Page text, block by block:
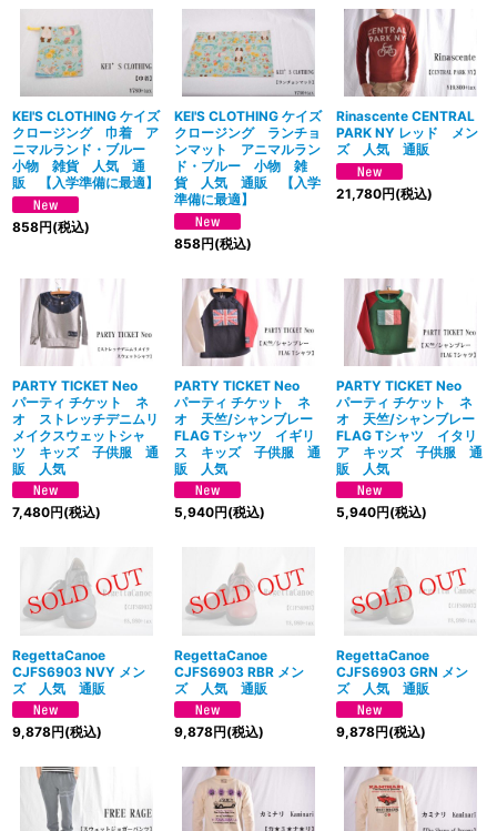
KEI'S CLOTHING ケイズ
クロージング 巾着 ア
ニマルランド・ブルー
小物 雑貨 人気 通
販 【入学準備に最適】
858円(税込)
KEI'S CLOTHING ケイズ
クロージング ランチョ
ンマット アニマルラン
ド・ブルー 小物 雑
貨 人気 通販 【入学
準備に最適】
858円(税込)
Rinascente CENTRAL
PARK NY レッド メン
ズ 人気 通販
21,780円(税込)
PARTY TICKET Neo
パーティ チケット ネ
オ ストレッチデニムリ
メイクスウェットシャ
ツ キッズ 子供服 通
販 人気
7,480円(税込)
PARTY TICKET Neo
パーティ チケット ネ
オ 天竺/シャンブレー
FLAG Tシャツ イギリ
ス キッズ 子供服 通
販 人気
5,940円(税込)
PARTY TICKET Neo
パーティ チケット ネ
オ 天竺/シャンブレー
FLAG Tシャツ イタリ
ア キッズ 子供服 通
販 人気
5,940円(税込)
RegettaCanoe
CJFS6903 NVY メン
ズ 人気 通販
9,878円(税込)
RegettaCanoe
CJFS6903 RBR メン
ズ 人気 通販
9,878円(税込)
RegettaCanoe
CJFS6903 GRN メン
ズ 人気 通販
9,878円(税込)